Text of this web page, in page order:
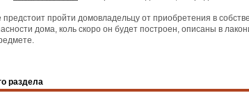
предстоит пройти домовладельцу от приобретения в
дома, коль скоро он будет построен, описаны в
раздела